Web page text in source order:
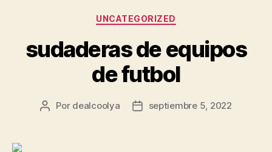
Categorías
UNCATEGORIZED
sudaderas de equipos
de futbol
Autor
Por dealcoolya
Fechaseptiembre 5, 2022